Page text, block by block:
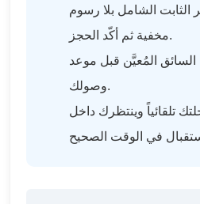
الثابت الشامل بلا رسوم
مخفية ثم أكّد الحجز.
السائق المُعيَّن قبل موعد
وصولك.
تلقائياً وينتظرك داخل